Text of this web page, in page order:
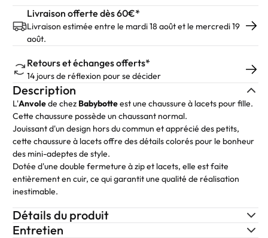
Livraison offerte dès 60€*
Livraison estimée entre le mardi 18 août et le mercredi 19
août.
Retours et échanges offerts*
14 jours de réflexion pour se décider
Description
L'Anvolede chez Babybotteest une chaussure à lacets pour fille.
Cette chaussure possède un chaussant normal.
Jouissant d'un design hors du commun et apprécié des petits,
cette chaussure à lacets offre des détails colorés pour le bonheur
des mini-adeptes de style.
Dotée d'une double fermeture à zip et lacets, elle est faite
entièrement en cuir, ce qui garantit une qualité de réalisation
inestimable.
Détails du produit
Entretien